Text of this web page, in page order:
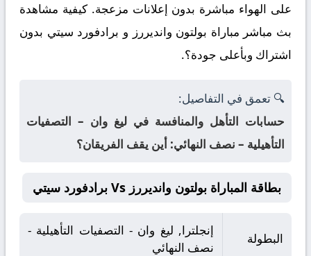
على الهواء مباشرة بدون إعلانات مزعجة. كيفية مشاهدة
بث مباشر مباراة بولتون وانديررز و برادفورد سيتي بدون
اشتراك وبأعلى جودة؟.
🔍 تعمق في التفاصيل:
حسابات التأهل والمنافسة في ليغ وان – التصفيات
التأهيلية – نصف النهائي: أين يقف الفريقان؟
بطاقة المباراة بولتون وانديررز Vs برادفورد سيتي
البطولة
إنجلترا, ليغ وان - التصفيات التأهيلية -
نصف النهائي